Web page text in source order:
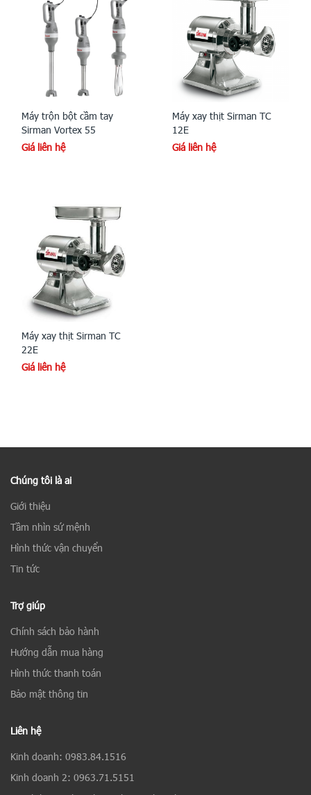
Máy trộn bột cầm tay
Sirman Vortex 55
Giá liên hệ
Máy xay thịt Sirman TC
12E
Giá liên hệ
Máy xay thịt Sirman TC
22E
Giá liên hệ
Chúng tôi là ai
Giới thiệu
Tầm nhìn sứ mệnh
Hình thức vận chuyển
Tin tức
Trợ giúp
Chính sách bảo hành
Hướng dẫn mua hàng
Hình thức thanh toán
Bảo mật thông tin
Liên hệ
Kinh doanh: 0983.84.1516
Kinh doanh 2: 0963.71.5151